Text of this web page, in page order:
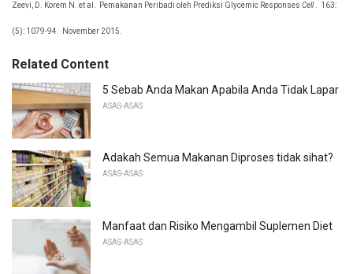
Zeevi, D. Korem N. et al. Pemakanan Peribadi oleh Prediksi Glycemic Responses Cell. 163:
(5): 1079-94. November 2015.
Related Content
5 Sebab Anda Makan Apabila Anda Tidak Lapar
ASAS-ASAS
Adakah Semua Makanan Diproses tidak sihat?
ASAS-ASAS
Manfaat dan Risiko Mengambil Suplemen Diet
ASAS-ASAS